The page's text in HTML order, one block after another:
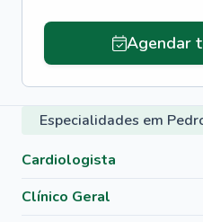
Agendar
Especialidades em
Cardiologista
Clínico Geral